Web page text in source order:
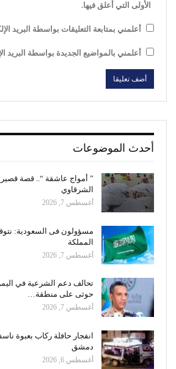
الأولى التي أعلق فيها.
أعلمني بمتابعة التعليقات بواسطة البريد
أعلمني بالمواضيع الجديدة بواسطة البريد
أحدث الموضوعات
” أمواج عاشقة “.. قصة
الشرقاوي
أغسطس 7, 2026
مسؤولون فى السعودية:
المملكة
أغسطس 7, 2026
حوثى على منطقة…
أغسطس 7, 2026
انفجار حافلة ركاب بعبوة
دمشق
أغسطس 6, 2026